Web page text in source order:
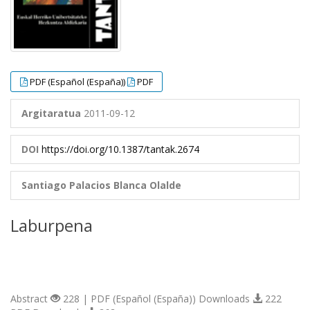
PDF (Español (España)) PDF
Argitaratua 2011-09-12
DOI https://doi.org/10.1387/tantak.2674
Santiago Palacios Blanca Olalde
Laburpena
Abstract 228 | PDF (Español (España)) Downloads
222